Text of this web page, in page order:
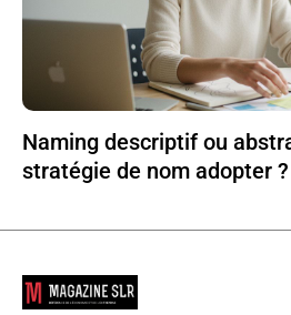
Naming descriptif ou
stratégie de nom adopter ?